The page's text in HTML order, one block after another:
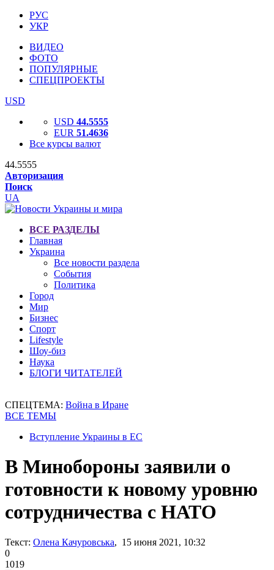
РУС
УКР
ВИДЕО
ФОТО
ПОПУЛЯРНЫЕ
СПЕЦПРОЕКТЫ
USD
USD 44.5555
EUR 51.4636
Все курсы валют
44.5555
Авторизация
Поиск
UA
ВСЕ РАЗДЕЛЫ
Главная
Украина
Все новости раздела
События
Политика
Город
Мир
Бизнес
Спорт
Lifestyle
Шоу-биз
Наука
БЛОГИ ЧИТАТЕЛЕЙ
СПЕЦТЕМА: Война в Иране
ВСЕ ТЕМЫ
Вступление Украины в ЕС
В Минобороны заявили о
готовности к новому уровню
сотрудничества с НАТО
Текст: Олена Качуровська, 15 июня 2021, 10:32
0
1019